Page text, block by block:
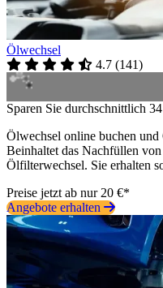
Ölwechsel
4.7 (141)
Sparen Sie durchschnittlich
Ölwechsel online buchen und
Beinhaltet das Nachfüllen
Ölfilterwechsel. Sie erhalten
Preise jetzt ab nur 20 €*
Angebote erhalten